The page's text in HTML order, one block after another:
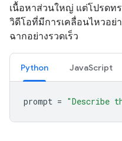
เนื้อหาส่วนใหญ่ แต่โปรดท
วิดีโอที่มีการเคลื่อนไหวอย่
ฉากอย่างรวดเร็ว
Python JavaScript
prompt = "Describe